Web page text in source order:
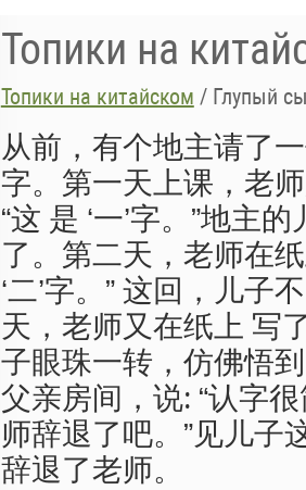
Топики на
Топики на китайском / Глупый
从前，有个地主请了
字。第一天上课，老
“这 是 ‘一’字。”地主
了。第二天，老师在
‘二’字。” 这回，儿
天，老师又在纸上 写
子眼珠一转，仿佛悟
父亲房间，说: “认字
师辞退了吧。”见儿子
辞退了老师。